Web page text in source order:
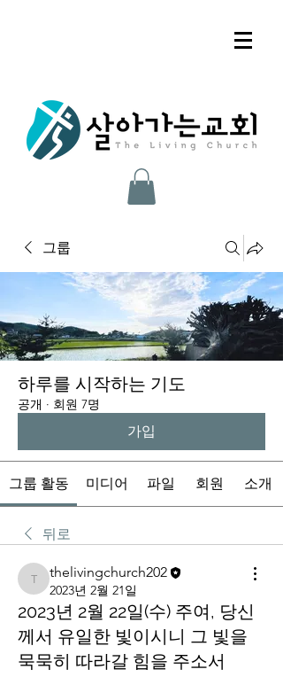
그룹
하루를 시작하는 기도
공개 · 회원 7명
가입
그룹 활동 미디어 파일 회원 소개
뒤로
thelivingchurch202
thelivingchurch202
2023년 2월 21일
2023년 2월 22일(수) 주여, 당신
께서 유일한 빛이시니 그 빛을
묵묵히 따라갈 힘을 주소서